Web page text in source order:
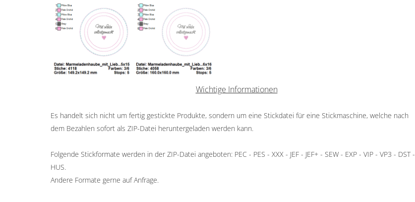
Wichtige Informationen
Es handelt sich nicht um fertig gestickte Produkte, sondern um eine Stickdatei für eine Stickmaschine, welche nach
dem Bezahlen sofort als ZIP-Datei heruntergeladen werden kann.
Folgende Stickformate werden in der ZIP-Datei angeboten: PEC - PES - XXX - JEF - JEF+ - SEW - EXP - VIP - VP3 - DST -
HUS.
Andere Formate gerne auf Anfrage.